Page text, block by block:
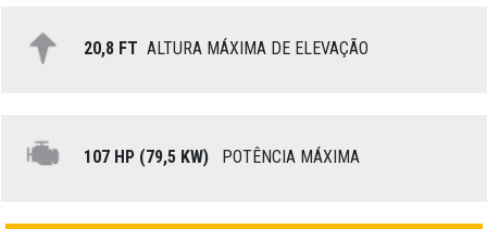
20,8 FT ALTURA MÁXIMA DE ELEVAÇÃO
107 HP (79,5 KW) POTÊNCIA MÁXIMA